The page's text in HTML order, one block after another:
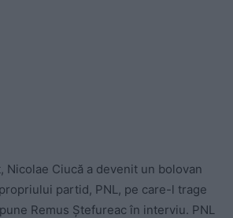
Nicolae Ciucă a devenit un bolovan
partid, PNL, pe care-l trage
Remus Ștefureac în interviu. PNL